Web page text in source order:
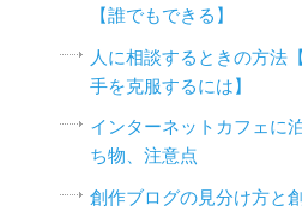
【誰でもできる】
人に相談するときの方法
手を克服するには】
インターネットカフェに
ち物、注意点
創作ブログの見分け方と